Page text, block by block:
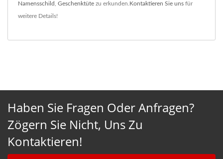
Namensschild Geschenktüte zu erkunden. Kontaktieren Sie uns für
weitere Details!
Haben Sie Fragen Oder Anfragen?
Zögern Sie Nicht, Uns Zu
Kontaktieren!